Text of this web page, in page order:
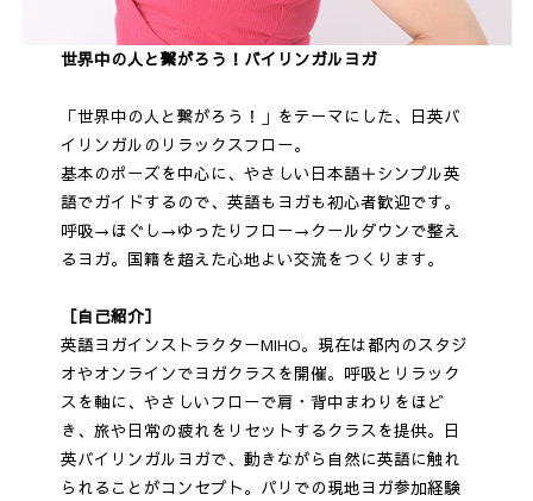
世界中の人と繋がろう！バイリンガルヨガ
「世界中の人と繋がろう！」をテーマにした、日英バ
イリンガルのリラックスフロー。
基本のポーズを中心に、やさしい日本語＋シンプル英
語でガイドするので、英語もヨガも初心者歓迎です。
呼吸→ほぐし→ゆったりフロー→クールダウンで整え
るヨガ。国籍を超えた心地よい交流をつくります。
［自己紹介］
英語ヨガインストラクターMIHO。現在は都内のスタジ
オやオンラインでヨガクラスを開催。呼吸とリラック
スを軸に、やさしいフローで肩・背中まわりをほど
き、旅や日常の疲れをリセットするクラスを提供。日
英バイリンガルヨガで、動きながら自然に英語に触れ
られることがコンセプト。パリでの現地ヨガ参加経験